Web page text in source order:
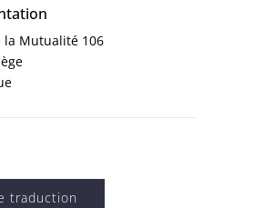
la Mutualité 106
traduction